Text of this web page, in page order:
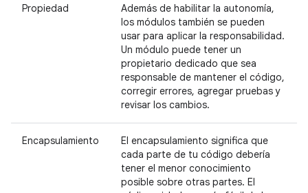
Propiedad
Además de habilitar la autonomía,
los módulos también se pueden
usar para aplicar la responsabilidad.
Un módulo puede tener un
propietario dedicado que sea
responsable de mantener el código,
corregir errores, agregar pruebas y
revisar los cambios.
Encapsulamiento
El encapsulamiento significa que
cada parte de tu código debería
tener el menor conocimiento
posible sobre otras partes. El